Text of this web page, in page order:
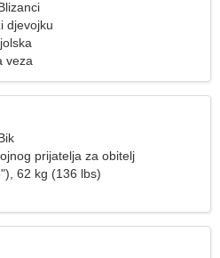
djevojku
veza
prijatelja za obitelj
62 kg (136 lbs)